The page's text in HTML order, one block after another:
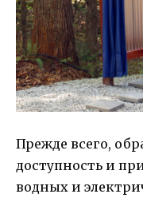
Прежде всего,
доступность и
водных и